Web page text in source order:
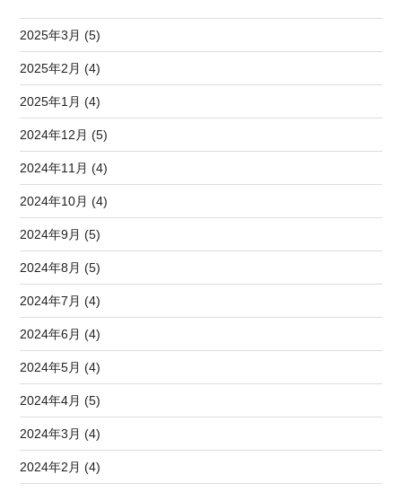
2025年3月 (5)
2025年2月 (4)
2025年1月 (4)
2024年12月 (5)
2024年11月 (4)
2024年10月 (4)
2024年9月 (5)
2024年8月 (5)
2024年7月 (4)
2024年6月 (4)
2024年5月 (4)
2024年4月 (5)
2024年3月 (4)
2024年2月 (4)